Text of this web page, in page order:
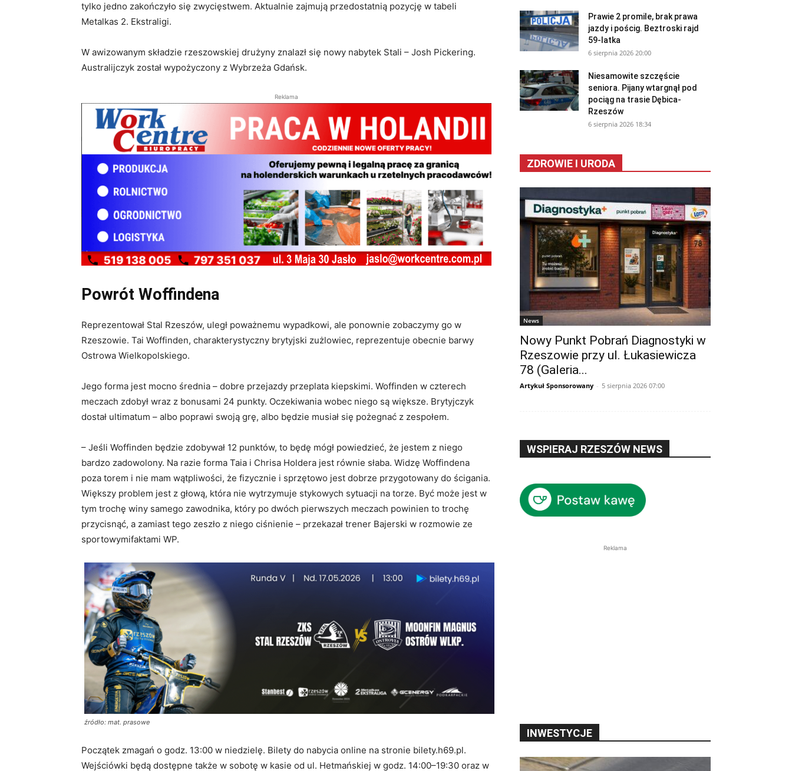
tylko jedno zakończyło się zwycięstwem. Aktualnie zajmują przedostatnią pozycję w tabeli
Metalkas 2. Ekstraligi.
W awizowanym składzie rzeszowskiej drużyny znalazł się nowy nabytek Stali – Josh Pickering.
Australijczyk został wypożyczony z Wybrzeża Gdańsk.
Reklama
Powrót Woffindena
Reprezentował Stal Rzeszów, uległ poważnemu wypadkowi, ale ponownie zobaczymy go w
Rzeszowie. Tai Woffinden, charakterystyczny brytyjski zużlowiec, reprezentuje obecnie barwy
Ostrowa Wielkopolskiego.
Jego forma jest mocno średnia – dobre przejazdy przeplata kiepskimi. Woffinden w czterech
meczach zdobył wraz z bonusami 24 punkty. Oczekiwania wobec niego są większe. Brytyjczyk
dostał ultimatum – albo poprawi swoją grę, albo będzie musiał się pożegnać z zespołem.
– Jeśli Woffinden będzie zdobywał 12 punktów, to będę mógł powiedzieć, że jestem z niego
bardzo zadowolony. Na razie forma Taia i Chrisa Holdera jest równie słaba. Widzę Woffindena
poza torem i nie mam wątpliwości, że fizycznie i sprzętowo jest dobrze przygotowany do ścigania.
Większy problem jest z głową, która nie wytrzymuje stykowych sytuacji na torze. Być może jest w
tym trochę winy samego zawodnika, który po dwóch pierwszych meczach powinien to trochę
przycisnąć, a zamiast tego zeszło z niego ciśnienie – przekazał trener Bajerski w rozmowie ze
sportowymifaktami WP.
źródło: mat. prasowe
Początek zmagań o godz. 13:00 w niedzielę. Bilety do nabycia online na stronie bilety.h69.pl.
Wejściówki będą dostępne także w sobotę w kasie od ul. Hetmańskiej w godz. 14:00–19:30 oraz w
Prawie 2 promile, brak prawa
jazdy i pościg. Beztroski rajd
59-latka
6 sierpnia 2026 20:00
Niesamowite szczęście
seniora. Pijany wtargnął pod
pociąg na trasie Dębica-
Rzeszów
6 sierpnia 2026 18:34
ZDROWIE I URODA
News
Nowy Punkt Pobrań Diagnostyki w
Rzeszowie przy ul. Łukasiewicza
78 (Galeria...
Artykuł Sponsorowany - 5 sierpnia 2026 07:00
WSPIERAJ RZESZÓW NEWS
Reklama
INWESTYCJE